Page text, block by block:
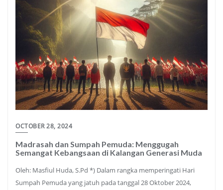
OCTOBER 28, 2024
Madrasah dan Sumpah Pemuda: Menggugah
Semangat Kebangsaan di Kalangan Generasi Muda
Oleh: Masfiul Huda, S.Pd *) Dalam rangka memperingati Hari
Sumpah Pemuda yang jatuh pada tanggal 28 Oktober 2024,